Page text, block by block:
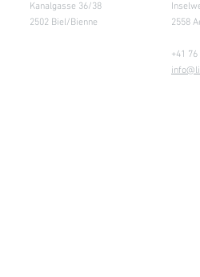
Kanalgasse 36/38
2502 Biel/Bienne
2558
+41